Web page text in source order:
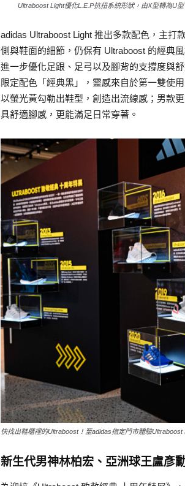
Ultraboost Light優化L.E.P抗扭系統形狀，由X型轉為U
adidas Ultraboost Light 推出多款配色，主打
側與鞋面的細節，仍保有 Ultraboost 的經典
進一步優化足跟、足弓以及腳背的支撐度與
限定配色「經典黑」，靈感來自於第一雙使
以螢光黃勾勒出鞋型，創造出流線感；男款
具舒適腳感，更能滿足日常穿著。
快找出鞋櫃裡的Ultraboost！至adidas指定門市體驗Ultraboost
新生代男神林柏宏、亞洲球王盧彥